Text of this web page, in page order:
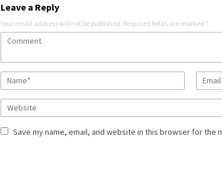
Leave a Reply
Your email address will not be published. Required fields are marked *
Save my name, email, and website in this browser for the